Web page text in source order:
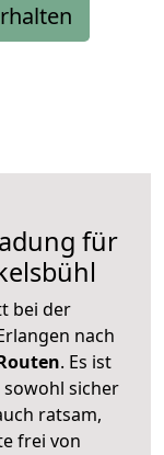
für
bei der
nach
. Es ist
sicher
ratsam,
frei von